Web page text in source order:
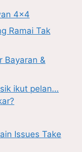
4×4
Ramai Tak
Bayaran &
ikut pelan…
Issues Take